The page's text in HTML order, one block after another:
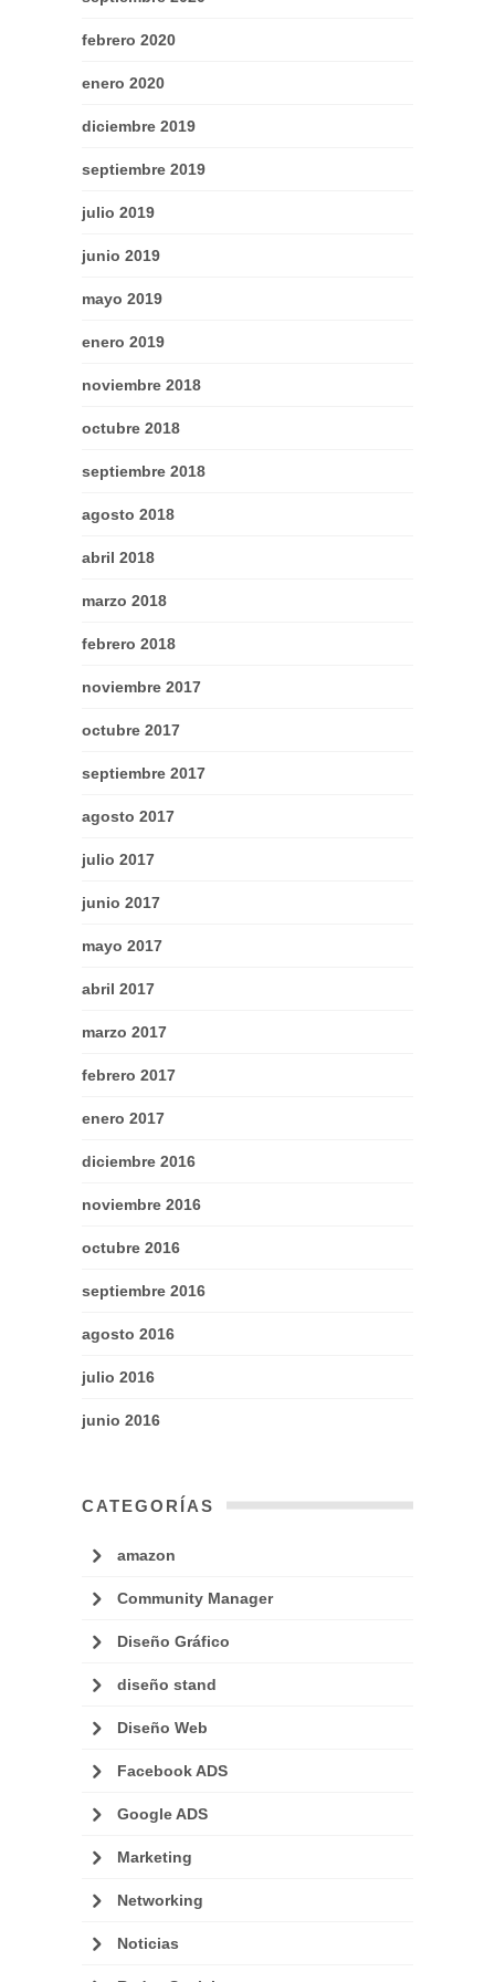
febrero 2020
enero 2020
diciembre 2019
septiembre 2019
julio 2019
junio 2019
mayo 2019
enero 2019
noviembre 2018
octubre 2018
septiembre 2018
agosto 2018
abril 2018
marzo 2018
febrero 2018
noviembre 2017
octubre 2017
septiembre 2017
agosto 2017
julio 2017
junio 2017
mayo 2017
abril 2017
marzo 2017
febrero 2017
enero 2017
diciembre 2016
noviembre 2016
octubre 2016
septiembre 2016
agosto 2016
julio 2016
junio 2016
CATEGORÍAS
amazon
Community Manager
Diseño Gráfico
diseño stand
Diseño Web
Facebook ADS
Google ADS
Marketing
Networking
Noticias